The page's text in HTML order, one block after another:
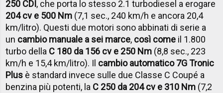
250 CDI, che porta lo stesso 2.1 turbodiesel a erogare
204 cv e 500 Nm (7,1 sec., 240 km/h e ancora 20,4
km/litro). Questi due motori sono abbinati di serie a
un cambio manuale a sei marce, così come il 1.800
turbo della C 180 da 156 cv e 250 Nm (8,8 sec., 223
km/h e 15,4 km/litro). Il cambio automatico 7G Tronic
Plus è standard invece sulle due Classe C Coupé a
benzina più potenti, la C 250 da 204 cv e 310 Nm (7,2